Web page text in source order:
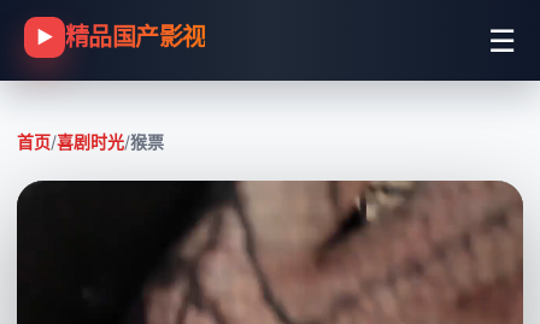
▶ 精品国产影视 ☰
首页/喜剧时光/猴票